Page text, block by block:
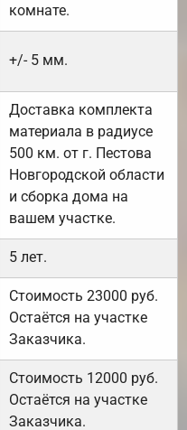
комнате.
+/- 5 мм.
Доставка комплекта
материала в радиусе
500 км. от г. Пестова
Новгородской области
и сборка дома на
вашем участке.
5 лет.
Стоимость 23000 руб.
Остаётся на участке
Заказчика.
Стоимость 12000 руб.
Остаётся на участке
Заказчика.